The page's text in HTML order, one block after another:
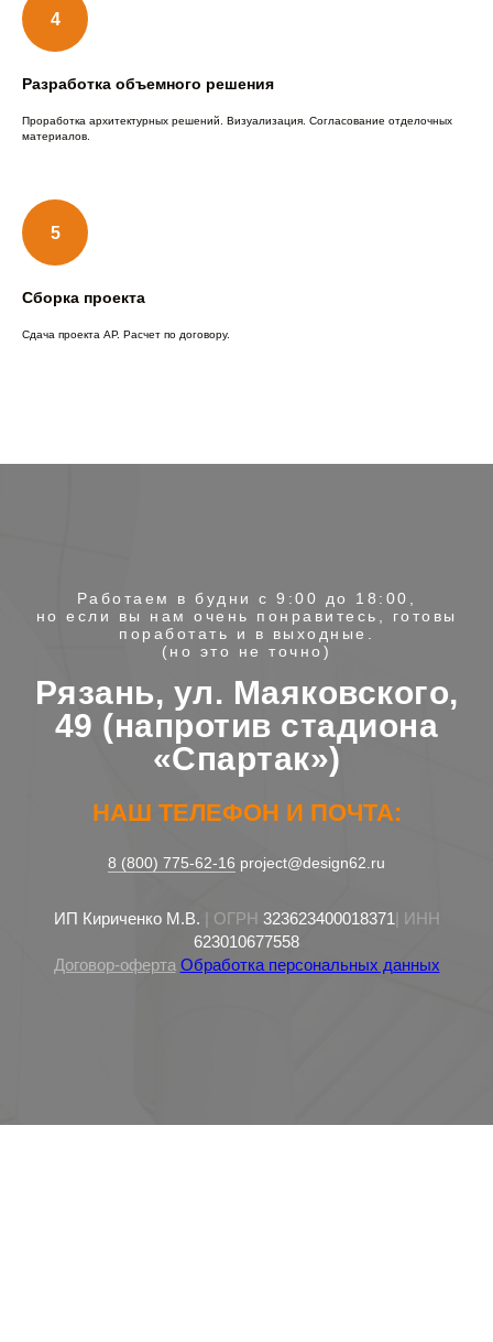
Разработка объемного решения
Проработка архитектурных решений. Визуализация. Согласование отделочных
материалов.
Сборка проекта
Сдача проекта АР. Расчет по договору.
Работаем в будни с 9:00 до 18:00,
но если вы нам очень понравитесь, готовы
поработать и в выходные.
(но это не точно)
Рязань, ул. Маяковского,
49 (напротив стадиона
«Спартак»)
НАШ ТЕЛЕФОН И ПОЧТА:
8 (800) 775-62-16 project@design62.ru
ИП Кириченко М.В. | ОГРН 323623400018371| ИНН
623010677558
Договор-оферта Обработка персональных данных